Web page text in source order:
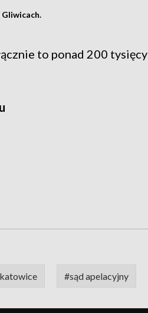
to ponad 200 tysięcy
#sąd apelacyjny